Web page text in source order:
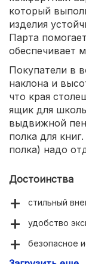
который
изделия
Парта
обеспечивает
Покупатели в
наклона и
что края
ящик для
выдвижной
полка для
полка) надо
Достоинства
стильный
удобство
безопасное